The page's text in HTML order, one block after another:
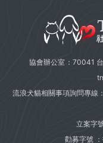
協會辦公室：70041
流浪犬貓相關事項詢問專線
立案字
勸募字號 ：